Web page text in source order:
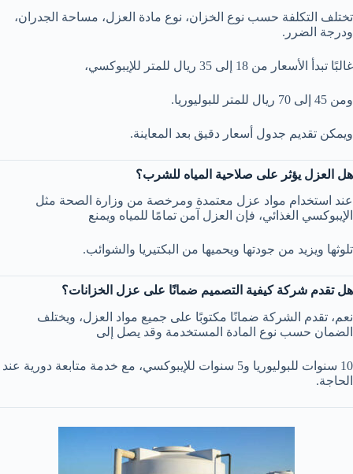
تختلف التكلفة حسب نوع الخزان، نوع مادة العزل، مساحة الجدران،
ودرجة الضرر.
غالبًا تبدأ الأسعار من 18 إلى 35 ريال للمتر للإيبوكسي،
ومن 45 إلى 70 ريال للمتر للبوليوريا.
ويمكن تقديم جدول أسعار دقيق بعد المعاينة.
هل العزل يؤثر على صلاحية المياه للشرب؟
عند استخدام مواد عزل معتمدة ومرخصة من وزارة الصحة مثل
الإيبوكسي الغذائي، فإن العزل آمن تمامًا للمياه ويمنع
تلوثها ويزيد من جودتها ويحميها من البكتيريا والشوائب.
هل تقدم شركة كيفية التصميم ضمانًا على عزل الخزانات؟
نعم، تقدم الشركة ضمانًا مكتوبًا على جميع مواد العزل، ويختلف
الضمان حسب نوع المادة المستخدمة وقد يصل إلى
10 سنوات للبوليوريا و5 سنوات للإيبوكسي، مع خدمة متابعة دورية عند
الحاجة.